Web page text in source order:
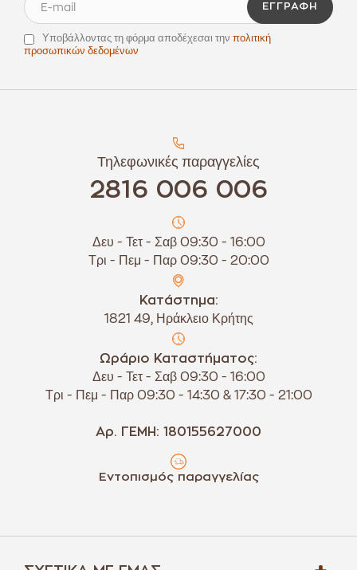
ΕΓΓΡΑΦΉ
Υποβάλλοντας τη φόρμα αποδέχεσαι την πολιτική
προσωπικών δεδομένων
Τηλεφωνικές παραγγελίες
2816 006 006
Δευ - Τετ - Σαβ 09:30 - 16:00
Τρι - Πεμ - Παρ 09:30 - 20:00
Κατάστημα:
1821 49, Ηράκλειο Κρήτης
Ωράριο Καταστήματος:
Δευ - Τετ - Σαβ 09:30 - 16:00
Τρι - Πεμ - Παρ 09:30 - 14:30 & 17:30 - 21:00
Αρ. ΓΕΜΗ: 180155627000
Εντοπισμός παραγγελίας